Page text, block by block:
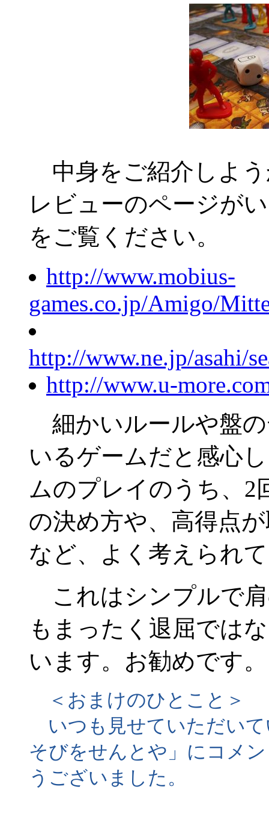
中身をご紹介しよ
レビューのページが
をご覧ください。
http://www.mobius-
games.co.jp/Amigo/
http://www.ne.jp/asahi/
http://www.u-
細かいルールや盤
いるゲームだと感心
ムのプレイのうち、2
の決め方や、高得点
など、よく考えられ
これはシンプルで
もまったく退屈では
います。お勧めです。
＜おまけのひとこと＞
いつも見せていただいて
そびをせんとや」にコメ
うございました。